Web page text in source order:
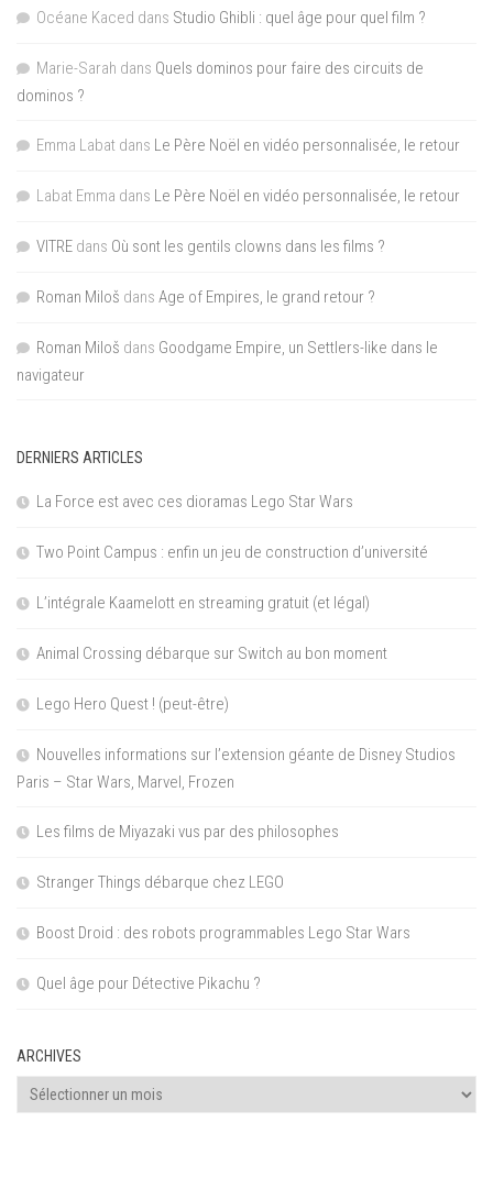
Océane Kaced dans Studio Ghibli : quel âge pour quel film ?
Marie-Sarah dans Quels dominos pour faire des circuits de
dominos ?
Emma Labat dans Le Père Noël en vidéo personnalisée, le retour
Labat Emma dans Le Père Noël en vidéo personnalisée, le retour
VITRE dans Où sont les gentils clowns dans les films ?
Roman Miloš dans Age of Empires, le grand retour ?
Roman Miloš dans Goodgame Empire, un Settlers-like dans le
navigateur
DERNIERS ARTICLES
La Force est avec ces dioramas Lego Star Wars
Two Point Campus : enfin un jeu de construction d’université
L’intégrale Kaamelott en streaming gratuit (et légal)
Animal Crossing débarque sur Switch au bon moment
Lego Hero Quest ! (peut-être)
Nouvelles informations sur l’extension géante de Disney Studios
Paris – Star Wars, Marvel, Frozen
Les films de Miyazaki vus par des philosophes
Stranger Things débarque chez LEGO
Boost Droid : des robots programmables Lego Star Wars
Quel âge pour Détective Pikachu ?
ARCHIVES
Archives